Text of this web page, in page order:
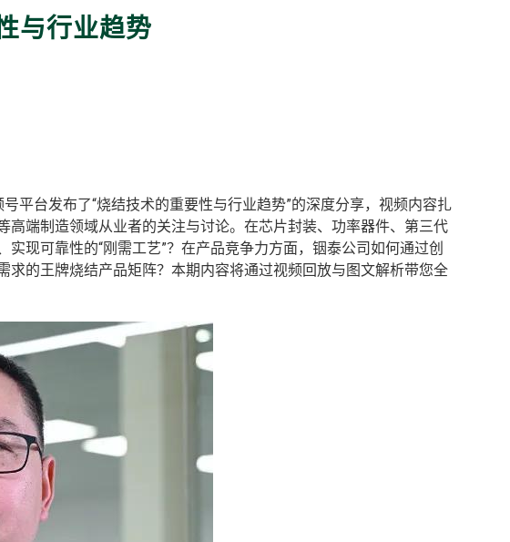
与行业趋势
平台发布了“烧结技术的重要性与行业趋势”的深度分享，视频内容扎
高端制造领域从业者的关注与讨论。在芯片封装、功率器件、第三代
现可靠性的“刚需工艺”？在产品竞争力‌方面，铟泰公司如何通过创
的王牌烧结产品矩阵？本期内容将通过视频回放与图文解析带您全